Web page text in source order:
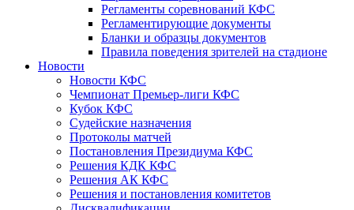
Регламенты соревнований КФС
Регламентирующие документы
Бланки и образцы документов
Правила поведения зрителей на стадионе
Новости
Новости КФС
Чемпионат Премьер-лиги КФС
Кубок КФС
Судейские назначения
Протоколы матчей
Постановления Президиума КФС
Решения КДК КФС
Решения АК КФС
Решения и постановления комитетов